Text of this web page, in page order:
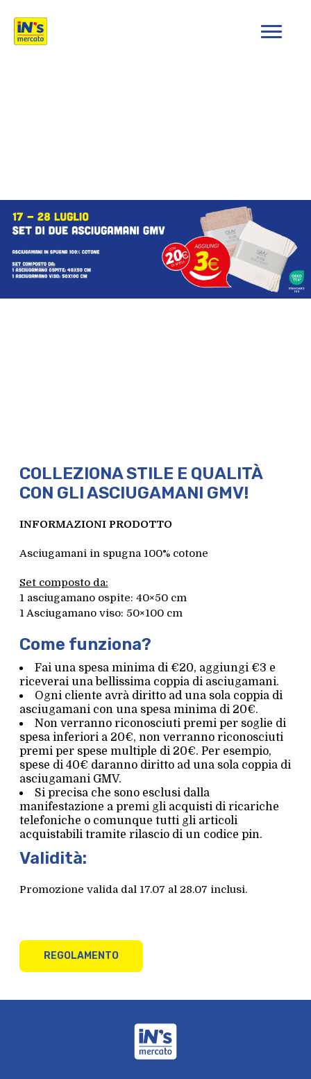
iN's Mercato
COLLEZIONA STILE E QUALITÀ
CON GLI ASCIUGAMANI GMV!
INFORMAZIONI PRODOTTO
Asciugamani in spugna 100% cotone
Set composto da:
1 asciugamano ospite: 40×50 cm
1 Asciugamano viso: 50×100 cm
Come funziona?
Fai una spesa minima di €20, aggiungi €3 e
riceverai una bellissima coppia di asciugamani.
Ogni cliente avrà diritto ad una sola coppia di
asciugamani con una spesa minima di 20€.
Non verranno riconosciuti premi per soglie di
spesa inferiori a 20€, non verranno riconosciuti
premi per spese multiple di 20€. Per esempio,
spese di 40€ daranno diritto ad una sola coppia di
asciugamani GMV.
Si precisa che sono esclusi dalla
manifestazione a premi gli acquisti di ricariche
telefoniche o comunque tutti gli articoli
acquistabili tramite rilascio di un codice pin.
Validità:
Promozione valida dal 17.07 al 28.07 inclusi.
REGOLAMENTO